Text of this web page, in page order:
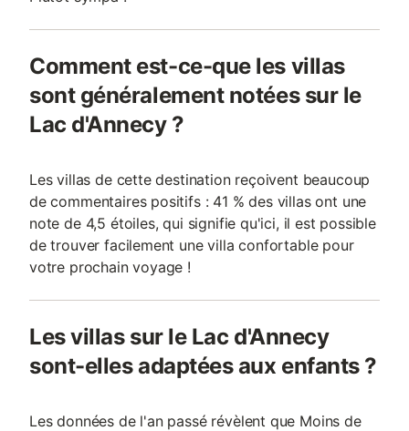
Comment est-ce-que les villas
sont généralement notées sur le
Lac d'Annecy ?
Les villas de cette destination reçoivent beaucoup
de commentaires positifs : 41 % des villas ont une
note de 4,5 étoiles, qui signifie qu'ici, il est possible
de trouver facilement une villa confortable pour
votre prochain voyage !
Les villas sur le Lac d'Annecy
sont-elles adaptées aux enfants ?
Les données de l'an passé révèlent que Moins de